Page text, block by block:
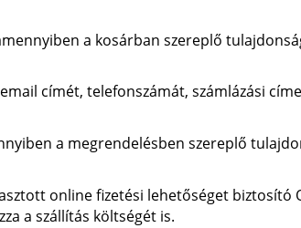
a kosárban szereplő
címét, telefonszámát, számlázási
a megrendelésben szereplő
online fizetési lehetőséget
a szállítás költségét is.